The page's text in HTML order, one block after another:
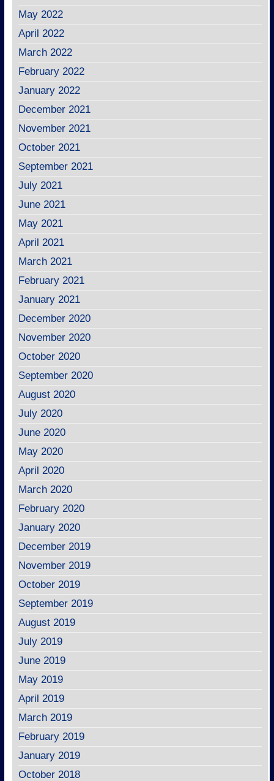
May 2022
April 2022
March 2022
February 2022
January 2022
December 2021
November 2021
October 2021
September 2021
July 2021
June 2021
May 2021
April 2021
March 2021
February 2021
January 2021
December 2020
November 2020
October 2020
September 2020
August 2020
July 2020
June 2020
May 2020
April 2020
March 2020
February 2020
January 2020
December 2019
November 2019
October 2019
September 2019
August 2019
July 2019
June 2019
May 2019
April 2019
March 2019
February 2019
January 2019
October 2018